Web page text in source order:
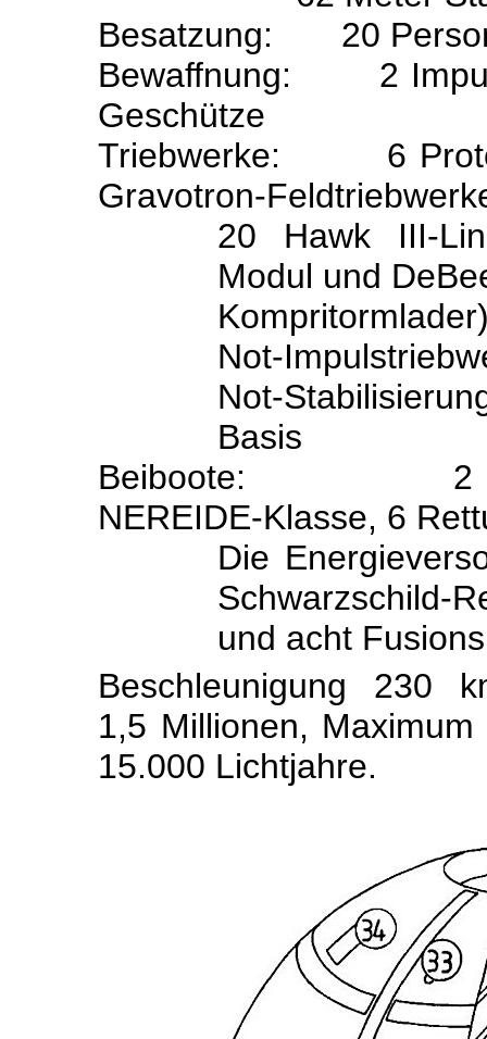
Besatzung:
20
Bewaffnung:
2
Geschütze
Triebwerke:
6
Gravotron-
20 Hawk III-
Modul und
Not-
Not-
Basis
Beiboote:
2
NEREIDE-Klasse, 6
Die
Schwarzschild-
und acht
Beschleunigung
230
1,5 Millionen,
15.000 Lichtjahre.